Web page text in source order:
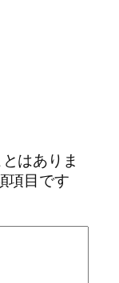
はありま
項目です